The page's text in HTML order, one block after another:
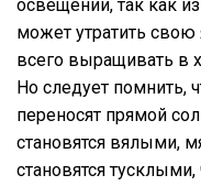
освещении, так как
может утратить свою
всего выращивать в
Но следует помнить,
переносят прямой
становятся вялыми,
становятся